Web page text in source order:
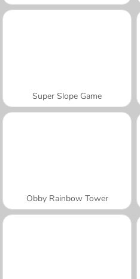
Super Slope Game
Obby Rainbow Tower